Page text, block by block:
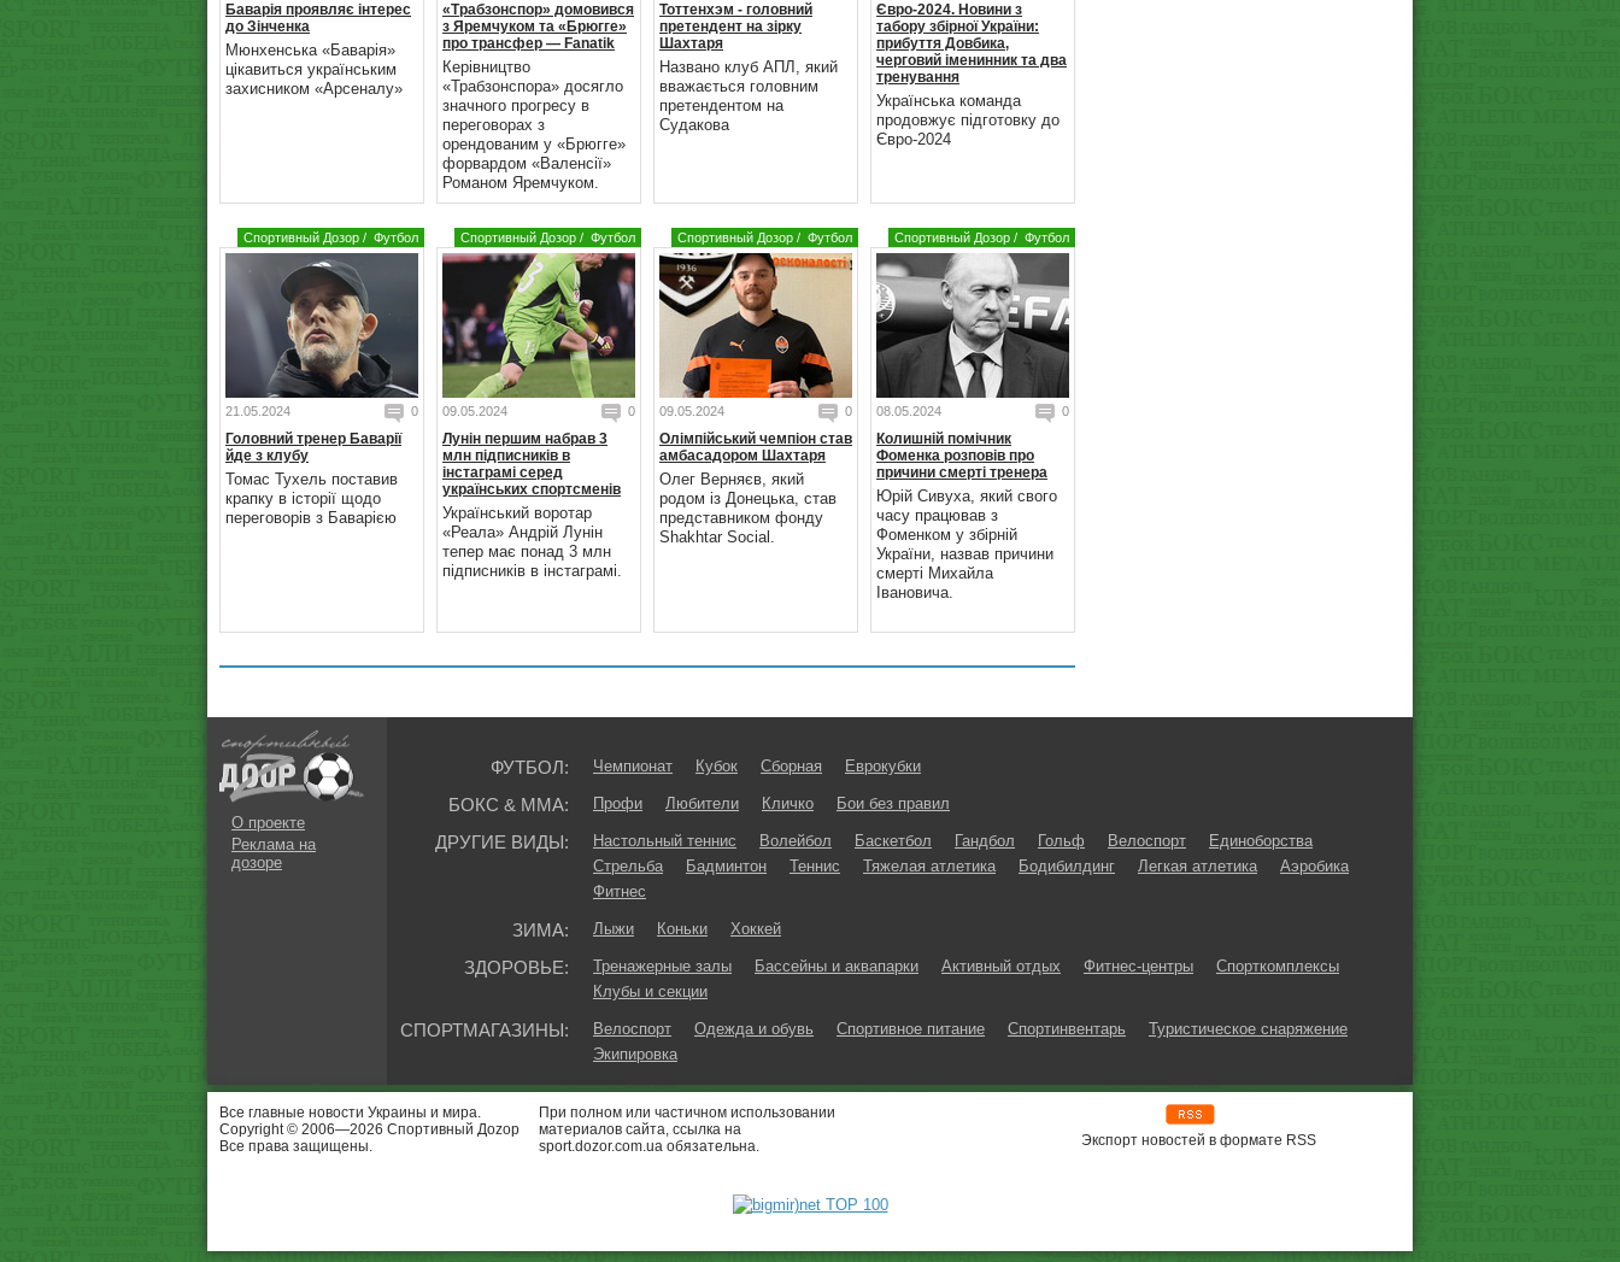
Баварія проявляє інтерес
до Зінченка
Мюнхенська «Баварія»
цікавиться українським
захисником «Арсеналу»
«Трабзонспор» домовився
з Яремчуком та «Брюгге»
про трансфер — Fanatik
Керівництво
«Трабзонспора» досягло
значного прогресу в
переговорах з
орендованим у «Брюгге»
форвардом «Валенсії»
Романом Яремчуком.
Тоттенхэм - головний
претендент на зірку
Шахтаря
Названо клуб АПЛ, який
вважається головним
претендентом на
Судакова
Євро-2024. Новини з
табору збірної України:
прибуття Довбика,
черговий іменинник та два
тренування
Українська команда
продовжує підготовку до
Євро-2024
Спортивный Дозор / Футбол
21.05.2024 0
Головний тренер Баварії
йде з клубу
Томас Тухель поставив
крапку в історії щодо
переговорів з Баварією
Спортивный Дозор / Футбол
09.05.2024 0
Лунін першим набрав 3
млн підписників в
інстаграмі серед
українських спортсменів
Український воротар
«Реала» Андрій Лунін
тепер має понад 3 млн
підписників в інстаграмі.
Спортивный Дозор / Футбол
09.05.2024 0
Олімпійський чемпіон став
амбасадором Шахтаря
Олег Верняєв, який
родом із Донецька, став
представником фонду
Shakhtar Social.
Спортивный Дозор / Футбол
08.05.2024 0
Колишній помічник
Фоменка розповів про
причини смерті тренера
Юрій Сивуха, який свого
часу працював з
Фоменком у збірній
України, назвав причини
смерті Михайла
Івановича.
О проекте
Реклама на
дозоре
ФУТБОЛ: Чемпионат Кубок Сборная Еврокубки
БОКС & ММА: Профи Любители Кличко Бои без правил
ДРУГИЕ ВИДЫ: Настольный теннис Волейбол Баскетбол Гандбол Гольф Велоспорт
Единоборства
Стрельба
Бадминтон Теннис Тяжелая атлетика Бодибилдинг Легкая атлетика
Аэробика
Фитнес
ЗИМА: Лыжи Коньки Хоккей
ЗДОРОВЬЕ: Тренажерные залы Бассейны и аквапарки Активный отдых Фитнес-центры
Спорткомплексы
Клубы и секции
СПОРТМАГАЗИНЫ: Велоспорт Одежда и обувь Спортивное питание Спортинвентарь
Туристическое снаряжение
Экипировка
Все главные новости Украины и мира.
Copyright © 2006—2026 Спортивный Доzор
Все права защищены.
При полном или частичном использовании
материалов сайта, ссылка на
sport.dozor.com.ua обязательна.
Экспорт новостей в формате RSS